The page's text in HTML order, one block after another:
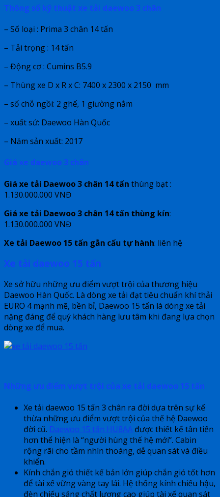
Thông số kỹ thuật xe tải daewoo 3 chân
– Số loại : Prima 3 chân 14 tấn
– Tải trọng : 14 tấn
– Động cơ : Cumins B5.9
– Thùng xe D x R x C: 7400 x 2300 x 2150 mm
– số chỗ ngồi: 2 ghế, 1 giường nằm
– xuất sứ: Daewoo Hàn Quốc
– Năm sản xuất: 2017
Giá xe daewoo 3 chân
Giá xe tải Daewoo 3 chân 14 tấn thùng bạt :
1.130.000.000 VNĐ
Giá xe tải Daewoo 3 chân 14 tấn thùng kín:
1.130.000.000 VNĐ
Xe tải Daewoo 15 tấn gắn cẩu tự hành: liên hệ
Xe tải daewoo 15 tấn
Xe sở hữu những ưu điểm vượt trội của thương hiệu
Daewoo Hàn Quốc. Là dòng xe tải đạt tiêu chuẩn khí thải
EURO 4 mạnh mẽ, bền bỉ, Daewoo 15 tấn là dòng xe tải
nặng đáng để quý khách hàng lưu tâm khi đang lựa chọn
dòng xe để mua.
Những ưu điểm vượt trội của xe tải daewoo 15 tấn
Xe tải daewoo 15 tấn 3 chân ra đời dựa trên sự kế
thừa những ưu điểm vượt trội của thế hệ Daewoo
đời cũ. Daewoo 15 tấn HU8AA được thiết kế tân tiến
hơn thể hiện là “người hùng thế hệ mới”. Cabin
rộng rãi cho tầm nhìn thoáng, dễ quan sát và điều
khiển.
Kính chắn gió thiết kế bản lớn giúp chắn gió tốt hơn
để tài xế vững vàng tay lái. Hệ thống kính chiếu hậu,
đèn chiếu sáng chất lượng cao giúp tài xế quan sát